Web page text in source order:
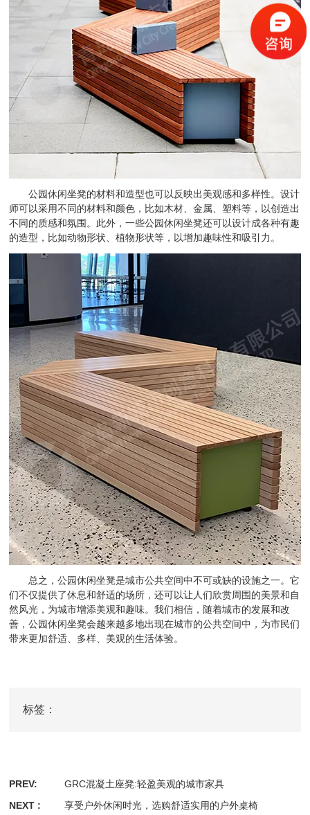
公园休闲坐凳的材料和造型也可以反映出美观感和多样性。设计
师可以采用不同的材料和颜色，比如木材、金属、塑料等，以创造出
不同的质感和氛围。此外，一些公园休闲坐凳还可以设计成各种有趣
的造型，比如动物形状、植物形状等，以增加趣味性和吸引力。
总之，公园休闲坐凳是城市公共空间中不可或缺的设施之一。它
们不仅提供了休息和舒适的场所，还可以让人们欣赏周围的美景和自
然风光，为城市增添美观和趣味。我们相信，随着城市的发展和改
善，公园休闲坐凳会越来越多地出现在城市的公共空间中，为市民们
带来更加舒适、多样、美观的生活体验。
标签：
PREV:
GRC混凝土座凳:轻盈美观的城市家具
NEXT :
享受户外休闲时光，选购舒适实用的户外桌椅